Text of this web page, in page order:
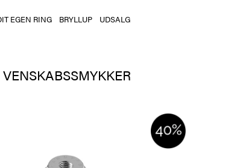
EGEN RING BRYLLUP UDSALG
VENSKABSSMYKKER